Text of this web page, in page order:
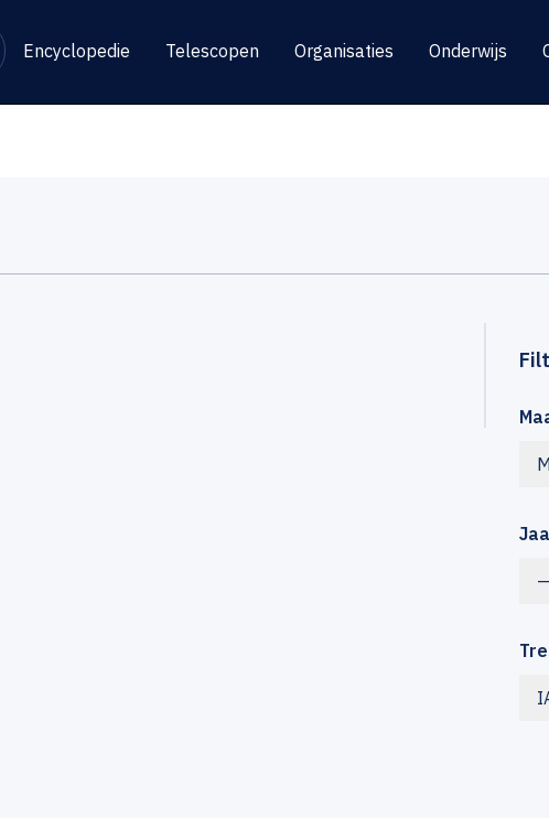
Encyclopedie Telescopen Organisaties Onderwijs
—